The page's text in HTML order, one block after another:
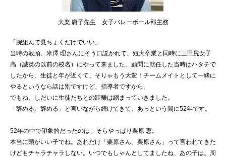
大楽 庸子先生 女子バレーボール部主務
「腕組んで見ちょくだけでいい」
当時の教頭、米澤 理さんにそう口説かれて、短大卒業と同時に三田尻女子
高（誠英の以前の校名）にやって来ました。顧問に就任した当時はハタチで
したから、生徒と年が近くて、そりゃもう大変！チームメイトとして一緒に
やるというなら話は別ですけど、指導者ですから。
でもね、しだいに生徒たちとの距離は縮まっていきました。
「辞める、辞める」と言いながら続けてきて、あっという間に52年です。
52年の中で印象的だったのは、そらやっぱり栗原 恵。
本当に頭がいい子でね。あれだけ「栗原さん、栗原さん」って言われてきた
けどもチャラチャラしない。いつでもしゃんとしてましたね、あの子は。周